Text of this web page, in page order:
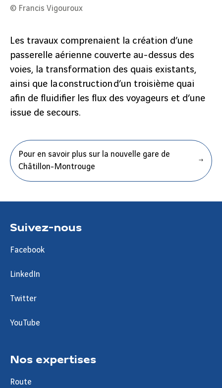
© Francis Vigouroux
Les travaux comprenaient la création d’une
passerelle aérienne couverte au-dessus des
voies, la transformation des quais existants,
ainsi que la construction d’un troisième quai
afin de fluidifier les flux des voyageurs et d’une
issue de secours.
Pour en savoir plus sur la nouvelle gare de
Châtillon-Montrouge
Suivez-nous
Facebook
LinkedIn
Twitter
YouTube
Nos expertises
Route